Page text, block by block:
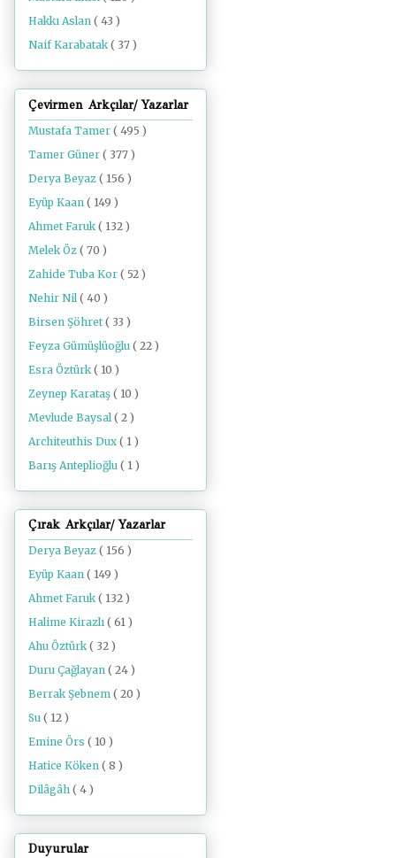
Hakkı Aslan ( 43 )
Naif Karabatak( 37 )
Çevirmen Arkçılar/ Yazarlar
Mustafa Tamer ( 495 )
Tamer Güner ( 377 )
Derya Beyaz ( 156 )
Eyüp Kaan ( 149 )
Ahmet Faruk ( 132 )
Melek Öz ( 70 )
Zahide Tuba Kor ( 52 )
Nehir Nil ( 40 )
Birsen Şöhret ( 33 )
Feyza Gümüşlüoğlu ( 22 )
Esra Öztürk ( 10 )
Zeynep Karataş ( 10 )
Mevlude Baysal ( 2 )
Architeuthis Dux ( 1 )
Barış Anteplioğlu ( 1 )
Çırak Arkçılar/ Yazarlar
Derya Beyaz ( 156 )
Eyüp Kaan ( 149 )
Ahmet Faruk ( 132 )
Halime Kirazlı ( 61 )
Ahu Öztürk ( 32 )
Duru Çağlayan ( 24 )
Berrak Şebnem ( 20 )
Su ( 12 )
Emine Örs ( 10 )
Hatice Köken ( 8 )
Dilâgâh ( 4 )
Duyurular